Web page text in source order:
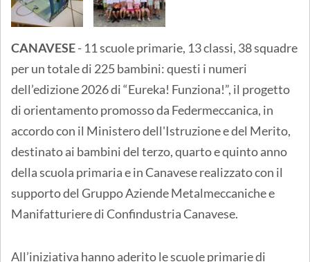
CANAVESE- 11 scuole primarie, 13 classi, 38 squadre
per un totale di 225 bambini: questi i numeri
dell’edizione 2026 di “Eureka! Funziona!”, il progetto
di orientamento promosso da Federmeccanica, in
accordo con il Ministero dell'Istruzione e del Merito,
destinato ai bambini del terzo, quarto e quinto anno
della scuola primaria e in Canavese realizzato con il
supporto del Gruppo Aziende Metalmeccaniche e
Manifatturiere di Confindustria Canavese.
All’iniziativa hanno aderito le scuole primarie di